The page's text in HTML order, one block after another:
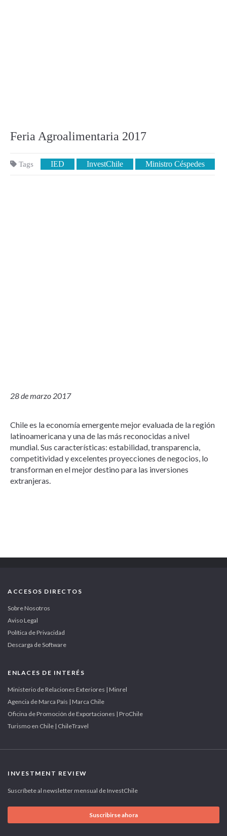
Feria Agroalimentaria 2017
Tags IED InvestChile Ministro Céspedes
28 de marzo 2017
Chile es la economía emergente mejor evaluada de la región
latinoamericana y una de las más reconocidas a nivel
mundial. Sus características: estabilidad, transparencia,
competitividad y excelentes proyecciones de negocios, lo
transforman en el mejor destino para las inversiones
extranjeras.
ACCESOS DIRECTOS
Sobre Nosotros
Aviso Legal
Política de Privacidad
Descarga de Software
ENLACES DE INTERÉS
Ministerio de Relaciones Exteriores | Minrel
Agencia de Marca País | Marca Chile
Oficina de Promoción de Exportaciones | ProChile
Turismo en Chile | ChileTravel
INVESTMENT REVIEW
Suscríbete al newsletter mensual de InvestChile
Suscribirse ahora